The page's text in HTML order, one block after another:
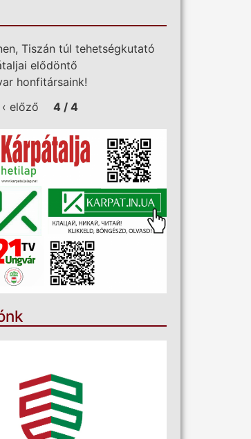
Tiszán túl tehetségkutató
elődöntő
honfitársaink!
‹ előző
4 / 4